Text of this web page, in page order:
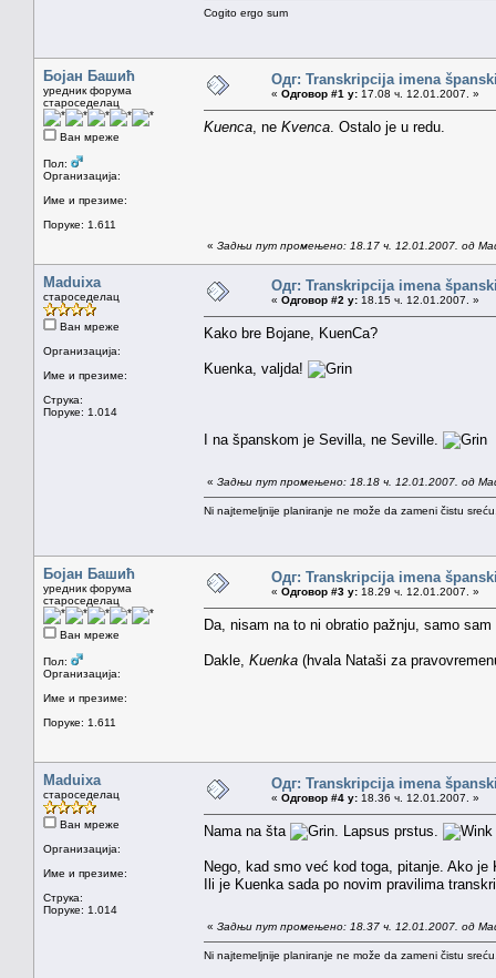
Cogito ergo sum
Бојан Башић
уредник форума
староседелац
Ван мреже
Пол:
Организација:
Име и презиме:
Поруке: 1.611
Одг: Transkripcija imena
« Одговор #1 у: 17.08 ч. 12.01.2007. »
Kuenca , ne Kvenca . Ostalo je u redu.
« Задњи пут промењено: 18.17 ч. 12.01.2007. од
Maduixa
староседелац
Ван мреже
Организација:
Име и презиме:
Струка:
Поруке: 1.014
Одг: Transkripcija imena
« Одговор #2 у: 18.15 ч. 12.01.2007. »
Kako bre Bojane, KuenCa?
Kuenka, valjda!
I na španskom je Sevilla, ne Seville.
« Задњи пут промењено: 18.18 ч. 12.01.2007. од
Ni najtemeljnije planiranje ne može da zameni čistu
Бојан Башић
уредник форума
староседелац
Ван мреже
Пол:
Организација:
Име и презиме:
Поруке: 1.611
Одг: Transkripcija imena
« Одговор #3 у: 18.29 ч. 12.01.2007. »
Da, nisam na to ni obratio pažnju, samo
Dakle, Kuenka (hvala Nataši za
Maduixa
староседелац
Ван мреже
Организација:
Име и презиме:
Струка:
Поруке: 1.014
Одг: Transkripcija imena
« Одговор #4 у: 18.36 ч. 12.01.2007. »
Nama na šta . Lapsus prstus.
Nego, kad smo već kod toga, pitanje. Ako
Ili je Kuenka sada po novim pravilima
« Задњи пут промењено: 18.37 ч. 12.01.2007. од
Ni najtemeljnije planiranje ne može da zameni čistu